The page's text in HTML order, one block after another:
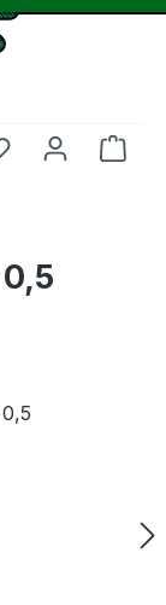
Du hast 0